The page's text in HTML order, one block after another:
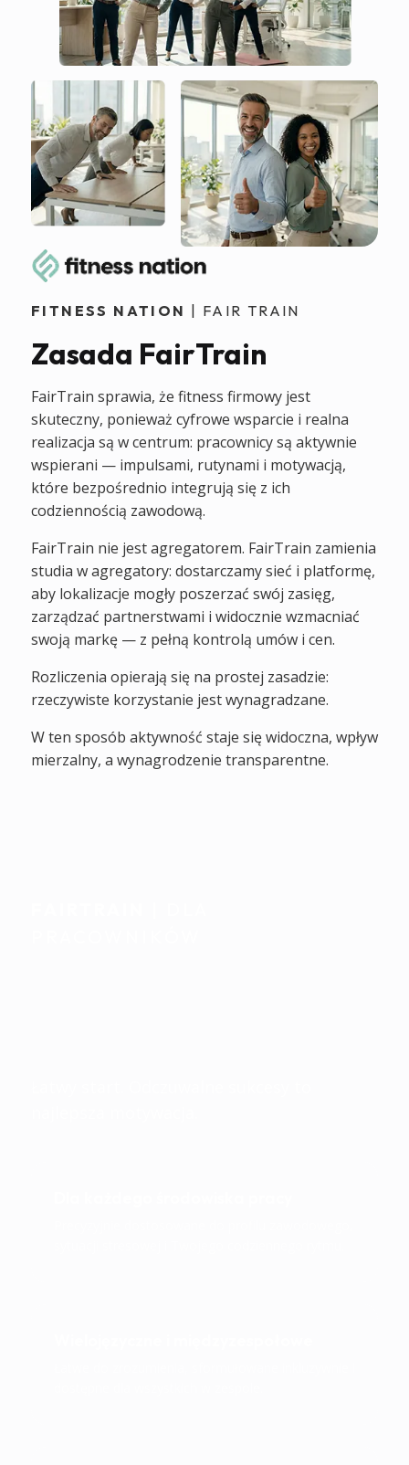
FITNESS NATION | FAIR TRAIN
Zasada FairTrain
FairTrain sprawia, że fitness firmowy jest
skuteczny, ponieważ cyfrowe wsparcie i realna
realizacja są w centrum: pracownicy są aktywnie
wspierani — impulsami, rutynami i motywacją,
które bezpośrednio integrują się z ich
codziennością zawodową.
FairTrain nie jest agregatorem. FairTrain zamienia
studia w agregatory: dostarczamy sieć i platformę,
aby lokalizacje mogły poszerzać swój zasięg,
zarządzać partnerstwami i widocznie wzmacniać
swoją markę — z pełną kontrolą umów i cen.
Rozliczenia opierają się na prostej zasadzie:
rzeczywiste korzystanie jest wynagradzane.
W ten sposób aktywność staje się widoczna, wpływ
mierzalny, a wynagrodzenie transparentne.